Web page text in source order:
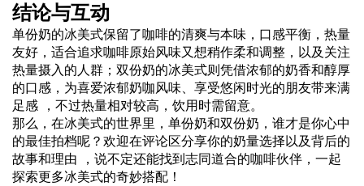
结论与互动
单份奶的冰美式保留了咖啡的清爽与本味，口感平衡，热量
友好，适合追求咖啡原始风味又想稍作柔和调整，以及关注
热量摄入的人群；双份奶的冰美式则凭借浓郁的奶香和醇厚
的口感，为喜爱浓郁奶咖风味、享受悠闲时光的朋友带来满
足感 ，不过热量相对较高，饮用时需留意。
那么，在冰美式的世界里，单份奶和双份奶，谁才是你心中
的最佳拍档呢？欢迎在评论区分享你的奶量选择以及背后的
故事和理由 ，说不定还能找到志同道合的咖啡伙伴，一起
探索更多冰美式的奇妙搭配！